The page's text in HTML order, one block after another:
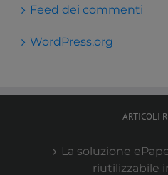
Feed dei commenti
WordPress.org
ARTICOLI
La soluzione
riutilizzabile